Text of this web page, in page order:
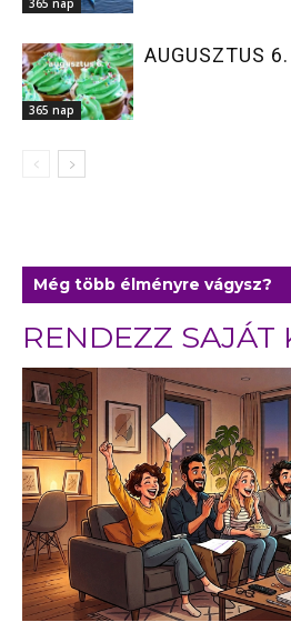
365 nap
AUGUSZTUS 6.
Még több élményre vágysz?
RENDEZZ SAJÁT